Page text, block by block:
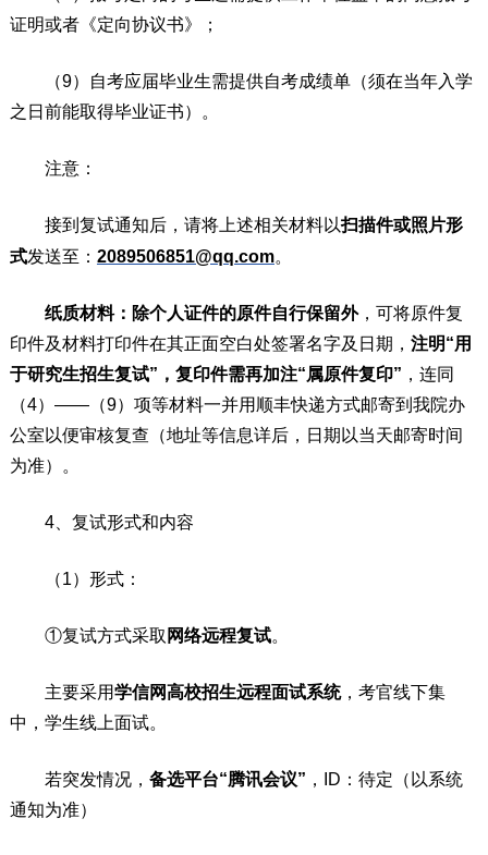
证明或者《定向协议书》；
（9）自考应届毕业生需提供自考成绩单（须在当年入学
之日前能取得毕业证书）。
注意：
接到复试通知后，请将上述相关材料以扫描件或照片形
式发送至： 2089506851@qq.com。
纸质材料：除个人证件的原件自行保留外，可将原件复
印件及材料打印件在其正面空白处签署名字及日期， 注明“用
于研究生招生复试”，复印件需再加注“属原件复印” ，连同
（4）——（9）项等材料一并用顺丰快递方式邮寄到我院办
公室以便审核复查（地址等信息详后，日期以当天邮寄时间
为准）。
4、复试形式和内容
（1）形式：
①复试方式采取 网络远程复试。
主要采用学信网高校招生远程面试系统，考官线下集
中，学生线上面试。
若突发情况， 备选平台“腾讯会议” ，ID：待定（以系统
通知为准）